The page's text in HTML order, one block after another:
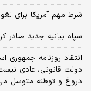
شرط مهم آمریکا برای
سپاه بیانیه جدید صادر
انتقاد روزنامه
دولت قانونی، عادی
دروغ و توطئه متوسل